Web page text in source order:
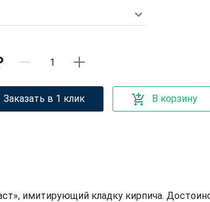
Заказать в 1 клик В корзину
имитирующий кладку кирпича.